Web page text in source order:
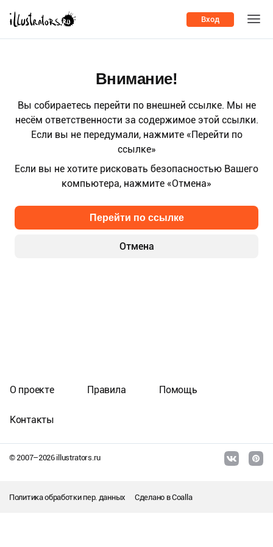
Вход
Внимание!
Вы собираетесь перейти по внешней ссылке. Мы не
несём ответственности за содержимое этой ссылки.
Если вы не передумали, нажмите «Перейти по
ссылке»
Если вы не хотите рисковать безопасностью Вашего
компьютера, нажмите «Отмена»
Отмена
Перейти по ссылке
© 2007–2026illustrators.ru
О проекте Правила Помощь
Контакты
Политика обработки пер. данных Сделано вCoalla